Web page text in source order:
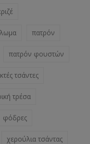
πατρόν
πατρόν φουστών
τσάντες
τρέσα
φόδρες
χερούλια τσάντας